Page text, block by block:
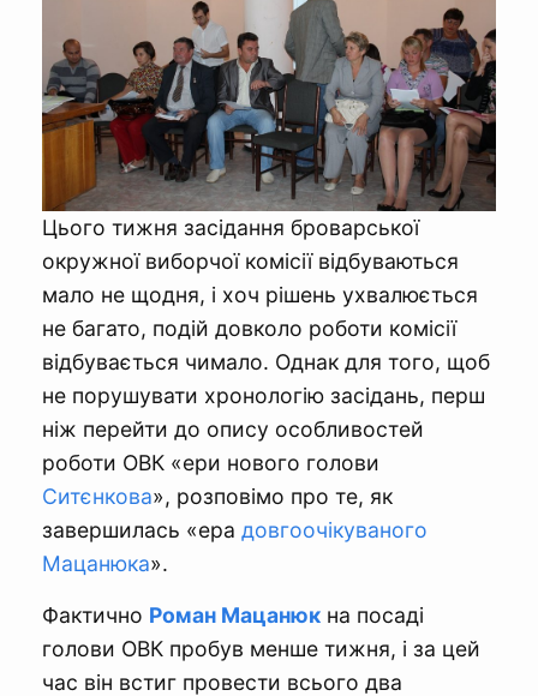
Цього тижня засідання броварської
окружної виборчої комісії відбуваються
мало не щодня, і хоч рішень ухвалюється
не багато, подій довколо роботи комісії
відбувається чимало. Однак для того, щоб
не порушувати хронологію засідань, перш
ніж перейти до опису особливостей
роботи ОВК «ери нового голови
Ситєнкова», розповімо про те, як
завершилась «ера довгоочікуваного
Мацанюка».
Фактично Роман Мацанюк на посаді
голови ОВК пробув менше тижня, і за цей
час він встиг провести всього два